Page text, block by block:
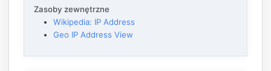
Zasoby zewnętrzne
Wikipedia: IP Address
Geo IP Address View